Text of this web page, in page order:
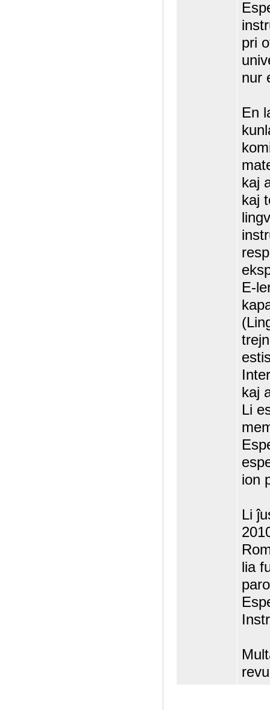
pri
nur
En
kaj
kaj
E-
kaj
Li
ion
Li
lia